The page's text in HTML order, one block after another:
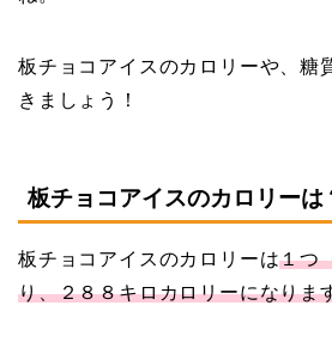
板チョコアイスのカロリーや、糖
きましょう！
板チョコアイスのカロリーは
板チョコアイスのカロリーは１つ
り、２８８キロカロリーになりま